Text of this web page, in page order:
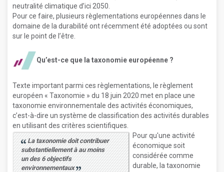
neutralité climatique d’ici 2050.
Pour ce faire, plusieurs règlementations européennes dans le
domaine de la durabilité ont récemment été adoptées ou sont
sur le point de l’être.
Qu’est-ce que la taxonomie européenne ?
Texte important parmi ces règlementations, le règlement
européen « Taxonomie » du 18 juin 2020 met en place une
taxonomie environnementale des activités économiques,
c’est-à-dire un système de classification des activités durables
en utilisant des critères scientifiques.
La taxonomie doit contribuer
substantiellement à au moins
un des 6 objectifs
environnementaux
Pour qu'une activité
économique soit
considérée comme
durable, la taxonomie